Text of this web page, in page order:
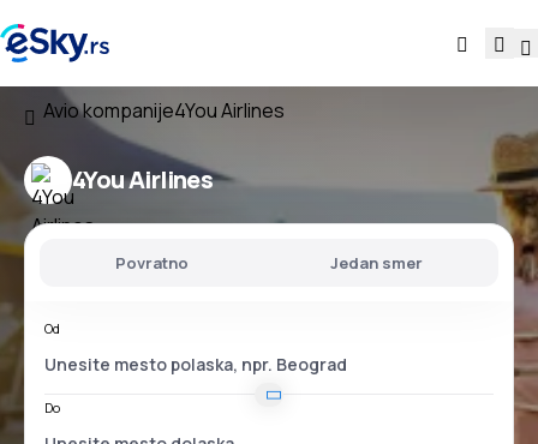
Avio kompanije4You Airlines
4You Airlines
Povratno Jedan smer
Od
Do